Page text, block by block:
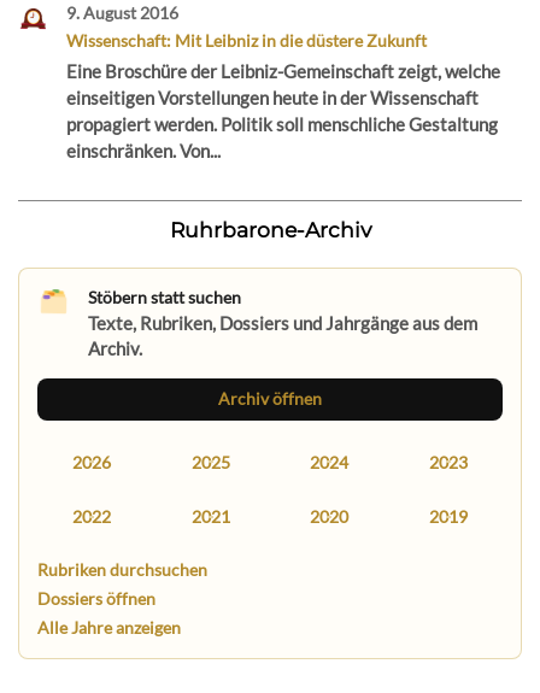
9. August 2016
Wissenschaft: Mit Leibniz in die düstere Zukunft
Eine Broschüre der Leibniz-Gemeinschaft zeigt, welche
einseitigen Vorstellungen heute in der Wissenschaft
propagiert werden. Politik soll menschliche Gestaltung
einschränken. Von...
Ruhrbarone-Archiv
Stöbern statt suchen
Texte, Rubriken, Dossiers und Jahrgänge aus dem
Archiv.
Archiv öffnen
2026 2025 2024 2023
2022 2021 2020 2019
Rubriken durchsuchen
Dossiers öffnen
Alle Jahre anzeigen